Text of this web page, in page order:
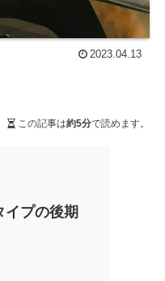
2023.04.13
この記事は約5分で読めます。
プの後期